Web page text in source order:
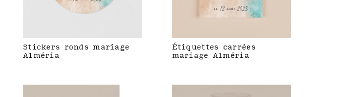
Stickers ronds mariage
Alméria
Étiquettes carrées
mariage Alméria